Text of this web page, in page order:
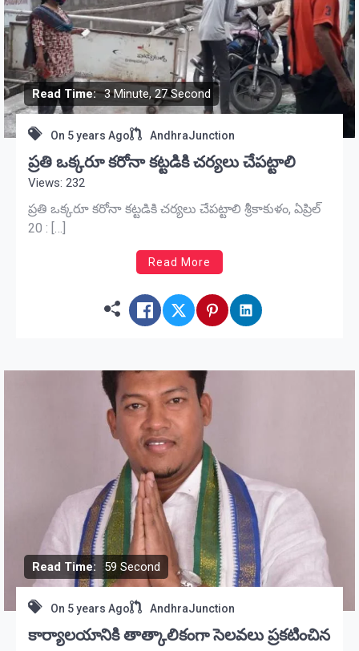
Read Time: 3 Minute, 27 Second
On 5 years Ago AndhraJunction
ప్రతి ఒక్కరూ కరోనా కట్టడికి చర్యలు చేపట్టాలి
Views: 232
ప్రతి ఒక్కరూ కరోనా కట్టడికి చర్యలు చేపట్టాలి శ్రీకాకుళం, ఏప్రిల్
20 : […]
Read More
Read Time: 59 Second
On 5 years Ago AndhraJunction
కార్యాలయానికి తాత్కాలికంగా సెలవలు ప్రకటించిన